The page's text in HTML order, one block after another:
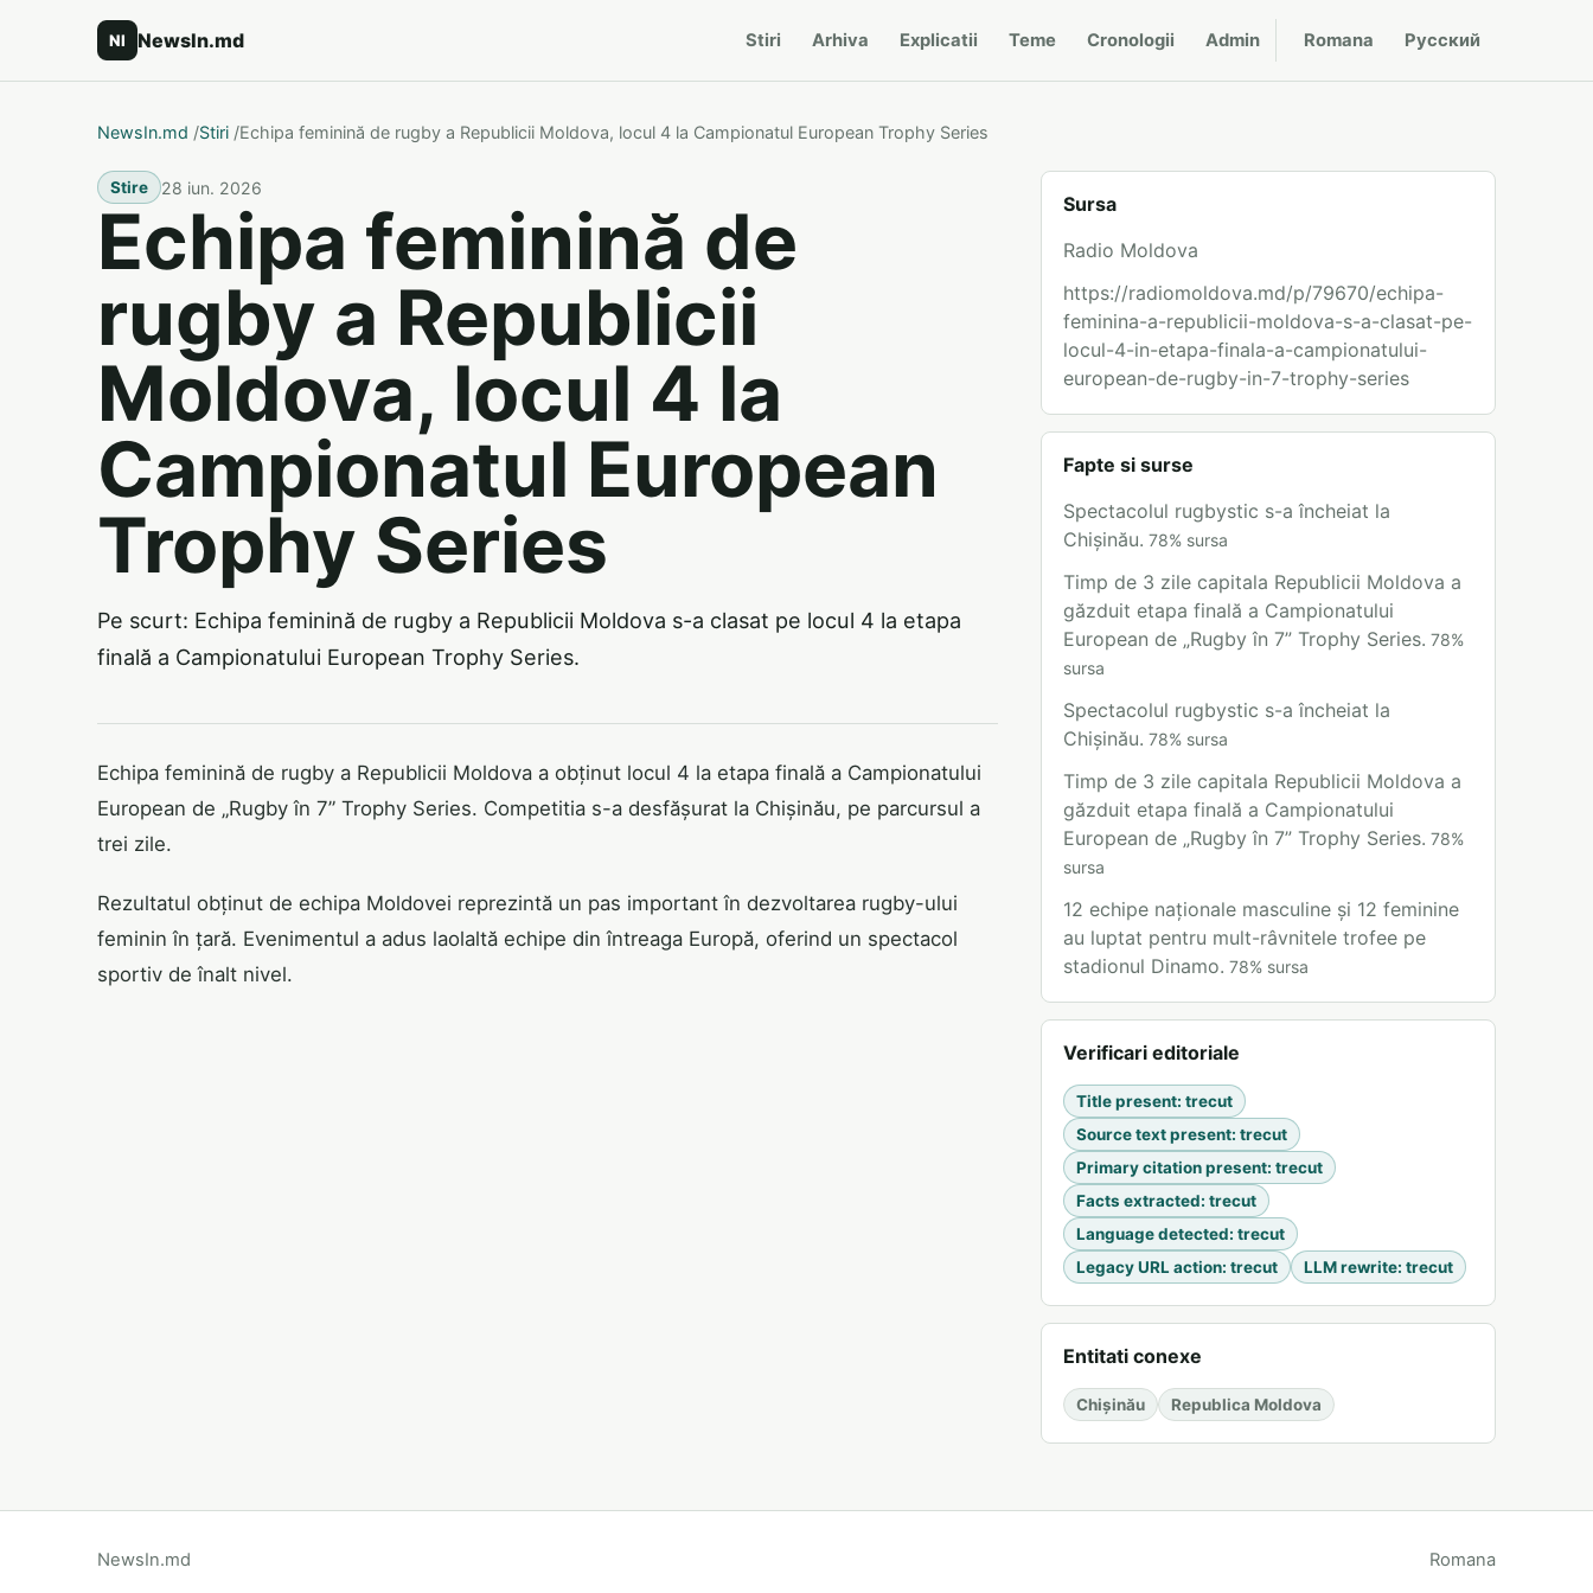
NI NewsIn.md Stiri Arhiva Explicatii Teme Cronologii Admin Romana Русский
NewsIn.md /Stiri /Echipa feminină de rugby a Republicii Moldova, locul 4 la Campionatul European Trophy Series
Stire 28 iun. 2026
Echipa feminină de
rugby a Republicii
Moldova, locul 4 la
Campionatul European
Trophy Series
Pe scurt: Echipa feminină de rugby a Republicii Moldova s-a clasat pe locul 4 la etapa
finală a Campionatului European Trophy Series.
Echipa feminină de rugby a Republicii Moldova a obținut locul 4 la etapa finală a Campionatului
European de „Rugby în 7” Trophy Series. Competitia s-a desfășurat la Chișinău, pe parcursul a
trei zile.
Rezultatul obținut de echipa Moldovei reprezintă un pas important în dezvoltarea rugby-ului
feminin în țară. Evenimentul a adus laolaltă echipe din întreaga Europă, oferind un spectacol
sportiv de înalt nivel.
Sursa
Radio Moldova
https://radiomoldova.md/p/79670/echipa-
feminina-a-republicii-moldova-s-a-clasat-pe-
locul-4-in-etapa-finala-a-campionatului-
european-de-rugby-in-7-trophy-series
Fapte si surse
Spectacolul rugbystic s-a încheiat la
Chișinău. 78% sursa
Timp de 3 zile capitala Republicii Moldova a
găzduit etapa finală a Campionatului
European de „Rugby în 7” Trophy Series. 78%
sursa
Spectacolul rugbystic s-a încheiat la
Chișinău. 78% sursa
Timp de 3 zile capitala Republicii Moldova a
găzduit etapa finală a Campionatului
European de „Rugby în 7” Trophy Series. 78%
sursa
12 echipe naționale masculine și 12 feminine
au luptat pentru mult-râvnitele trofee pe
stadionul Dinamo. 78% sursa
Verificari editoriale
Title present: trecut
Source text present: trecut
Primary citation present: trecut
Facts extracted: trecut
Language detected: trecut
Legacy URL action: trecut LLM rewrite: trecut
Entitati conexe
Chișinău Republica Moldova
NewsIn.md Romana